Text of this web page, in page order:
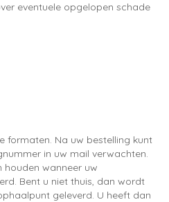
eventuele opgelopen schade
formaten. Na uw bestelling kunt
in uw mail verwachten.
houden wanneer uw
Bent u niet thuis, dan wordt
geleverd. U heeft dan